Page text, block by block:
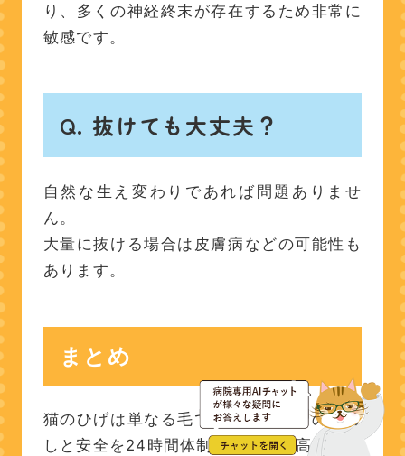
り、多くの神経終末が存在するため非常に
敏感です。
Q.抜けても大丈夫？
自然な生え変わりであれば問題ありませ
ん。
大量に抜ける場合は皮膚病などの可能性も
あります。
まとめ
猫のひげは単なる毛ではなく、彼らの暮ら
しと安全を24時間体制で支える「高性能な